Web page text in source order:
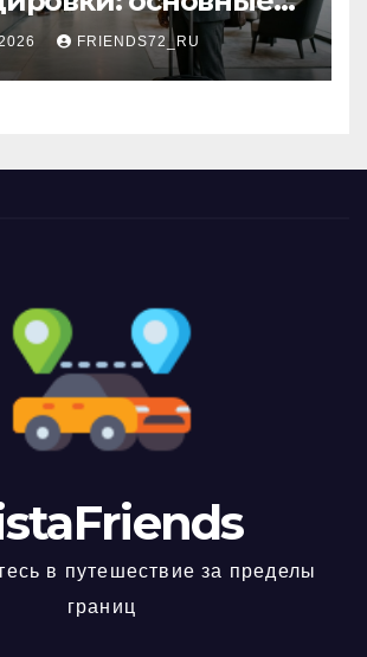
выбора
FRIENDS72_RU
в путешествие за пределы
границ